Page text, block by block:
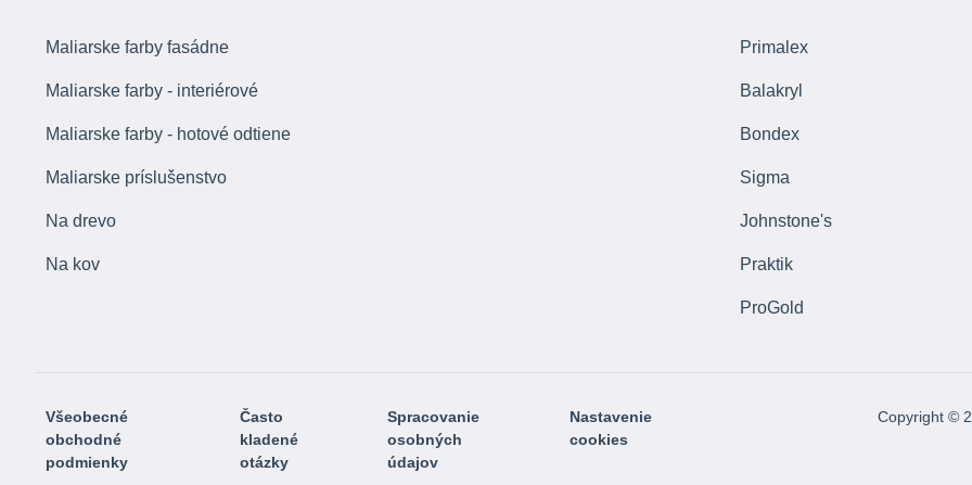
Maliarske farby fasádne
Maliarske farby - interiérové
Maliarske farby - hotové odtiene
Maliarske príslušenstvo
Na drevo
Na kov
Primalex
Balakryl
Bondex
Sigma
Johnstone's
Praktik
ProGold
Všeobecné
obchodné
podmienky
Často
kladené
otázky
Spracovanie
osobných
údajov
Nastavenie
cookies
Copyright ©